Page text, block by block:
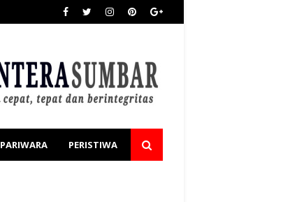
PARIWARA PERISTIWA